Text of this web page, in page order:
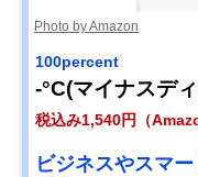
Photo by Amazon
100percent
-°C(マイナスデ
税込み1,540円（
ビジネスやスマ